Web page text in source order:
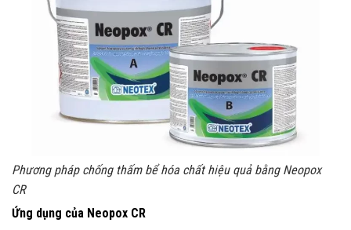
Phương pháp chống thấm bể hóa chất hiệu quả bằng Neopox
CR
Ứng dụng của Neopox CR